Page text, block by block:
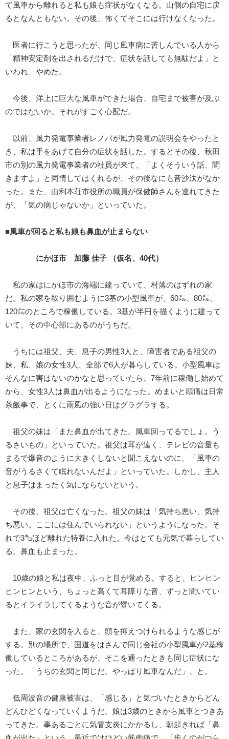
て風車から離れると私も娘も症状がなくなる。山側の自宅に戻
るとなんともない。その後、怖くてそこには行けなくなった。
医者に行こうと思ったが、同じ風車病に苦しんでいる人から
「精神安定剤を出されるだけで、症状を話しても無駄だよ」と
いわれ、やめた。
今後、洋上に巨大な風車ができた場合、自宅まで被害が及ぶ
のではないか。それがすごく心配だ。
以前、風力発電事業者レノバが風力発電の説明会をやったと
き、私は手をあげて自分の症状を話した。するとその後、秋田
市の別の風力発電事業者の社員が来て、「よくそういう話、聞
きますよ」と同情してはくれるが、その後なにも音沙汰がなか
った。また、由利本荘市役所の職員が保健師さんを連れてきた
が、「気の病じゃないか」といっていた。
■風車が回ると私も娘も鼻血が止まらない
にかほ市 加藤 佳子 （仮名、40代）
私の家はにかほ市の海端に建っていて、村落のはずれの家
だ。私の家を取り囲むように3基の小型風車が、60㍍、80㍍、
120㍍のところで稼働している。3基が半円を描くように建って
いて、その中心部にあるのがうちだ。
うちには祖父、夫、息子の男性3人と、障害者である祖父の
妹、私、娘の女性3人、全部で6人が暮らしている。小型風車は
そんなに害はないのかなと思っていたら、7年前に稼働し始めて
から、女性3人は鼻血が出るようになった。めまいと頭痛は日常
茶飯事で、とくに雨風の強い日はグラグラする。
祖父の妹は「また鼻血が出てきた。風車回ってるでしょ。う
るさいもの」といっていた。祖父は耳が遠く、テレビの音量も
まるで爆音のように大きくしないと聞こえないのに、「風車の
音がうるさくて眠れないんだよ」といっていた。しかし、主人
と息子はまったく気にならないという。
その後、祖父は亡くなった。祖父の妹は「気持ち悪い、気持
ち悪い。ここには住んでいられない」というようになった。そ
れで3㌔ほど離れた特養に入れた。今はとても元気で暮らしてい
る。鼻血も止まった。
10歳の娘と私は夜中、ふっと目が覚める。すると、ヒンヒン
ヒンヒンという、ちょっと高くて耳障りな音、ずっと聞いてい
るとイライラしてくるような音が響いてくる。
また、家の玄関を入ると、頭を抑えつけられるような感じが
する。別の場所で、国道をはさんで同じ会社の小型風車が2基稼
働しているところがあるが、そこを通ったときも同じ症状にな
った。「うちの玄関と同じだ。やっぱり風車なんだ」、と。
低周波音の健康被害は、「感じる」と気づいたときからどん
どんひどくなっていくようだ。娘は3歳のときから風車とつきあ
ってきた。事あるごとに気管支炎にかかるし、朝起きれば「鼻